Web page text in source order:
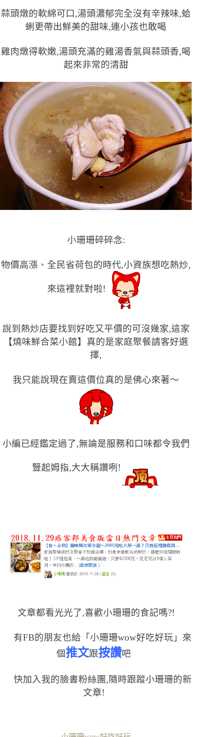
蒜頭燉的軟綿可口,湯頭濃郁完全沒有辛辣味,蛤
蜊更帶出鮮美的甜味,連小孩也敢喝
雞肉燉得軟嫩,湯頭充滿的雞湯香氣與蒜頭香,喝
起來非常的清甜
小珊珊碎碎念:
物價高漲、全民省荷包的時代,小資族想吃熱炒,
來這裡就對啦!
說到熱炒店要找到好吃又平價的可沒幾家,這家
【燒味鮮合菜小館】真的是家庭聚餐請客好選
擇,
我只能說現在賣這價位真的是佛心來著〜
小編已經鑑定過了,無論是服務和口味都令我們
豎起姆指,大大稱讚咧!
文章都看光光了,喜歡小珊珊的食記嗎?!
有FB的朋友也給「小珊珊wow好吃好玩」來
個推文跟按讚吧
快加入我的臉書粉絲團,隨時跟蹤小珊珊的新
文章!